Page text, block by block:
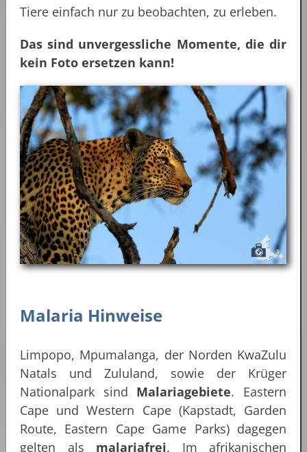
Tiere einfach nur zu beobachten, zu erleben.
Das sind unvergessliche Momente, die dir
kein Foto ersetzen kann!
Malaria Hinweise
Limpopo, Mpumalanga, der Norden KwaZulu
Natals und Zululand, sowie der Krüger
Nationalpark sind Malariagebiete. Eastern
Cape und Western Cape (Kapstadt, Garden
Route, Eastern Cape Game Parks) dagegen
gelten als malariafrei. Im afrikanischen